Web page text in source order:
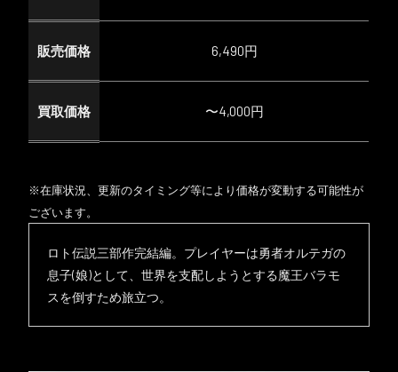
販売価格 6,490円
買取価格 〜4,000円
※在庫状況、更新のタイミング等により価格が変動する可能性が
ございます。
ロト伝説三部作完結編。プレイヤーは勇者オルテガの
息子(娘)として、世界を支配しようとする魔王バラモ
スを倒すため旅立つ。